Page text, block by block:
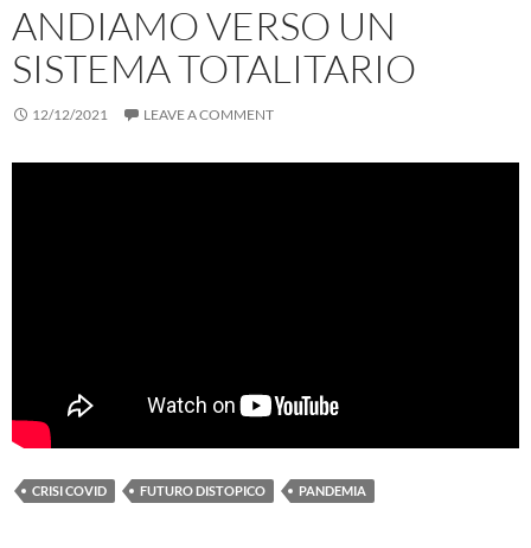
ANDIAMO VERSO UN
SISTEMA TOTALITARIO
12/12/2021 LEAVE A COMMENT
CRISI COVID FUTURO DISTOPICO PANDEMIA